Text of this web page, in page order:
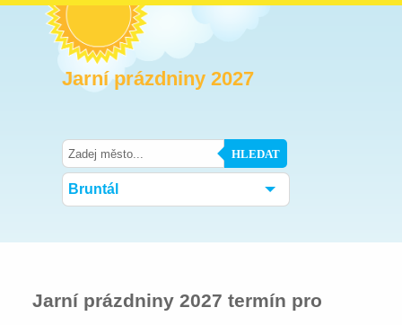
Jarní prázdniny 2027
HLEDAT
Bruntál
Jarní prázdniny 2027 termín pro